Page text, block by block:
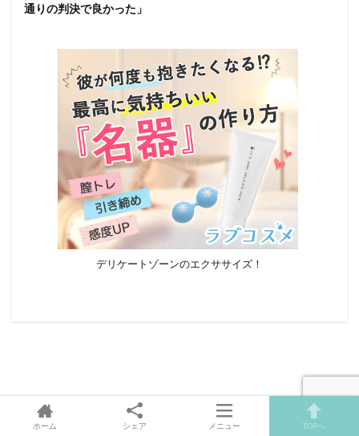
通りの判決で良かった」
デリケートゾーンのエクササイズ！
ホーム シェア メニュー TOPへ